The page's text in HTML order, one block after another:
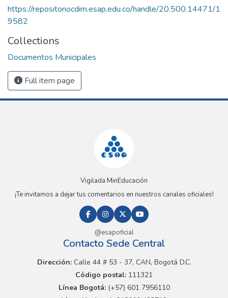
https://repositoriocdim.esap.edu.co/handle/20.500.14471/1
9582
Collections
Documentos Municipales
Full item page
Vigilada MinEducación
¡Te invitamos a dejar tus comentarios en nuestros canales oficiales!
@esapoficial
Contacto Sede Central
Dirección:Calle 44 # 53 - 37, CAN, Bogotá D.C.
Código postal: 111321
Línea Bogotá:(+57) 601 7956110